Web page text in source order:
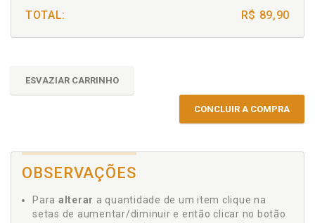
TOTAL: R$ 89,90
ESVAZIAR CARRINHO
CONCLUIR A COMPRA
OBSERVAÇÕES
Para alterar a quantidade de um item clique na
setas de aumentar/diminuir e então clicar no botão